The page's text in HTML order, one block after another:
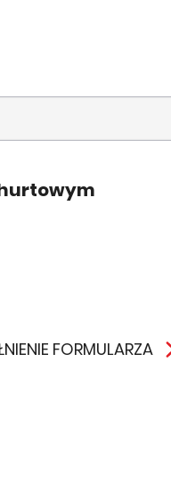
FORMULARZA